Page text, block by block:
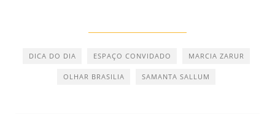
DICA DO DIA ESPAÇO CONVIDADO MARCIA ZARUR
OLHAR BRASILIA SAMANTA SALLUM